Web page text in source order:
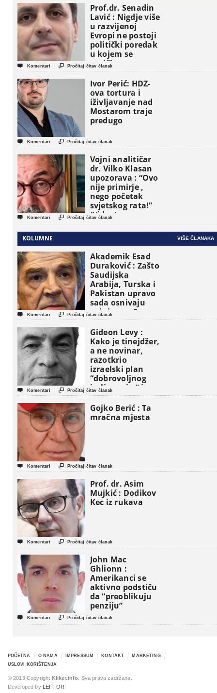
Prof.dr. Senadin
Lavić : Nigdje više
u razvijenoj
Evropi ne postoji
politički poredak
u kojem se
etničke grupe
pojavljuju kao
osnovne
političke jedinice
 Komentari  Pročitaj čitav članak
Ivor Perić: HDZ-
ova tortura i
iživljavanje nad
Mostarom traje
predugo
 Komentari  Pročitaj čitav članak
Vojni analitičar
dr. Vilko Klasan
upozorava : “Ovo
nije primirje ,
nego početak
svjetskog rata!”
(Video)
 Komentari  Pročitaj čitav članak
KOLUMNE VIŠE ČLANAKA
Akademik Esad
Duraković : Zašto
Saudijska
Arabija, Turska i
Pakistan upravo
sada osnivaju
vojni savez?
 Komentari  Pročitaj čitav članak
Gideon Levy :
Kako je tinejdžer,
a ne novinar,
razotkrio
izraelski plan
“dobrovoljnog
iseljavanja ” iz
Gaze
 Komentari  Pročitaj čitav članak
Gojko Berić : Ta
mračna mjesta
 Komentari  Pročitaj čitav članak
Prof. dr. Asim
Mujkić : Dodikov
Kec iz rukava
 Komentari  Pročitaj čitav članak
John Mac
Ghlionn :
Amerikanci se
aktivno podstiču
da “preoblikuju
penziju”
 Komentari  Pročitaj čitav članak
POČETNA O NAMA IMPRESSUM KONTAKT
MARKETING
USLOVI KORIŠTENJA
© 2013 Copyright Kliker.info . Sva prava zadržana.
Developed by
LEFTOR